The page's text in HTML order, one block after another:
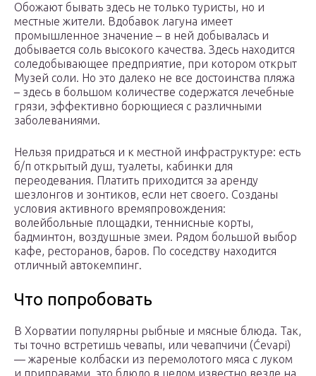
Обожают бывать здесь не только туристы, но и
местные жители. Вдобавок лагуна имеет
промышленное значение – в ней добывалась и
добывается соль высокого качества. Здесь находится
соледобывающее предприятие, при котором открыт
Музей соли. Но это далеко не все достоинства пляжа
– здесь в большом количестве содержатся лечебные
грязи, эффективно борющиеся с различными
заболеваниями.
Нельзя придраться и к местной инфраструктуре: есть
б/п открытый душ, туалеты, кабинки для
переодевания. Платить приходится за аренду
шезлонгов и зонтиков, если нет своего. Созданы
условия активного времяпровождения:
волейбольные площадки, теннисные корты,
бадминтон, воздушные змеи. Рядом большой выбор
кафе, ресторанов, баров. По соседству находится
отличный автокемпинг.
Что попробовать
В Хорватии популярны рыбные и мясные блюда. Так,
ты точно встретишь чевапы, или чевапчичи (Ćevapi)
— жареные колбаски из перемолотого мяса с луком
и приправами, это блюдо в целом известно везде на